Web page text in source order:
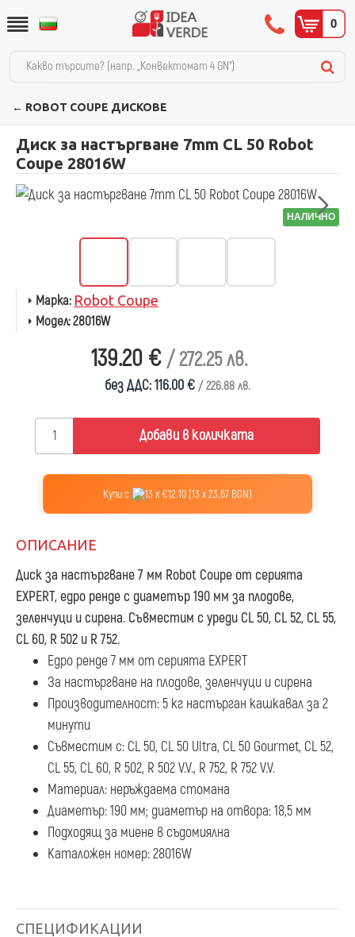
0
← ROBOT COUPE ДИСКОВЕ
Диск за настъргване 7mm CL 50 Robot
Coupe 28016W
НАЛИЧНО
139.20 € / 272.25 лв.
без ДДС: 116.00 € / 226.88 лв.
Марка: Robot Coupe
Модел:28016W
Добави в количката
Купи с 13 x €12.10 (13 x 23.67 BGN)
ОПИСАНИЕ
Диск за настъргване 7 мм Robot Coupeот серията
EXPERT, едро ренде с диаметър 190 мм за плодове,
зеленчуци и сирена. Съвместим с уреди CL 50, CL 52, CL 55,
CL 60, R 502 и R 752.
Едро ренде 7 мм от серията EXPERT
За настъргване на плодове, зеленчуци и сирена
Производителност: 5 кг настърган кашкавал за 2
минути
Съвместим с: CL 50, CL 50 Ultra, CL 50 Gourmet, CL 52,
CL 55, CL 60, R 502, R 502 V.V., R 752, R 752 V.V.
Материал: неръждаема стомана
Диаметър: 190 мм; диаметър на отвора: 18,5 мм
Подходящ за миене в съдомиялна
Каталожен номер: 28016W
СПЕЦИФИКАЦИИ